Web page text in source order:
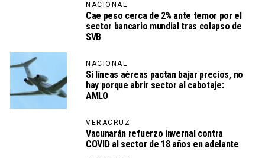
NACIONAL
Cae peso cerca de 2% ante temor por el
sector bancario mundial tras colapso de
SVB
NACIONAL
Si líneas aéreas pactan bajar precios, no
hay porque abrir sector al cabotaje:
AMLO
VERACRUZ
Vacunarán refuerzo invernal contra
COVID al sector de 18 años en adelante